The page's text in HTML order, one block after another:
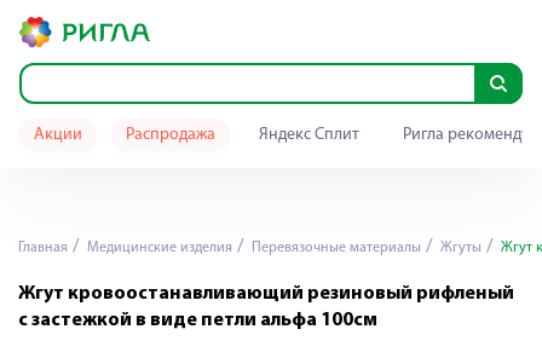
Акции Распродажа Яндекс Сплит Ригла
Главная Медицинские изделия Перевязочные материалы Жгуты Жгут
Жгут кровоостанавливающий резиновый рифленый
с застежкой в виде петли альфа 100см